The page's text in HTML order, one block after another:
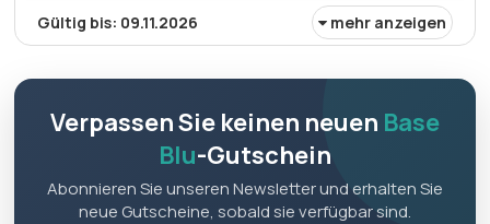
Gültig bis: 09.11.2026 mehr anzeigen
ab einem Einkaufswert von 250€ mit dem Base Blu-
Rabatt.
Verpassen Sie keinen neuen Base
Blu-Gutschein
Abonnieren Sie unseren Newsletter und erhalten Sie
neue Gutscheine, sobald sie verfügbar sind.